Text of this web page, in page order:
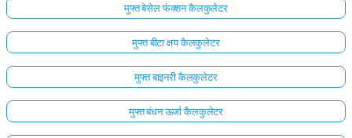
मुफ्त बेसेल फंक्शन कैलकुलेटर
मुफ्त बीटा क्षय कैलकुलेटर
मुफ्त बाइनरी कैलकुलेटर
मुफ्त बंधन ऊर्जा कैलकुलेटर